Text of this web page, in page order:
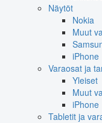
Näytöt
Nokia
Muut
iPhone
Varaosat ja
Yleiset
Muut
iPhone
Tabletit ja